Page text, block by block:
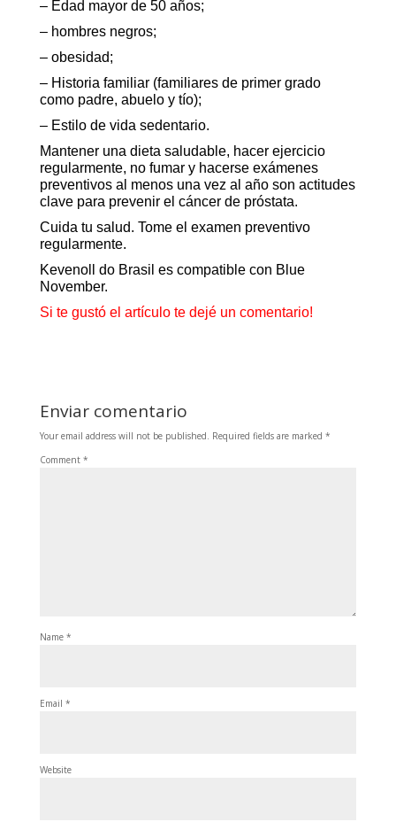
– Edad mayor de 50 años;
– hombres negros;
– obesidad;
– Historia familiar (familiares de primer grado
como padre, abuelo y tío);
– Estilo de vida sedentario.
Mantener una dieta saludable, hacer ejercicio
regularmente, no fumar y hacerse exámenes
preventivos al menos una vez al año son actitudes
clave para prevenir el cáncer de próstata.
Cuida tu salud. Tome el examen preventivo
regularmente.
Kevenoll
do Brasil es compatible con Blue
November.
Si te gustó el artículo te dejé un comentario!
Enviar comentario
Your email address will not be published. Required fields are marked *
Comment *
Name *
Email *
Website